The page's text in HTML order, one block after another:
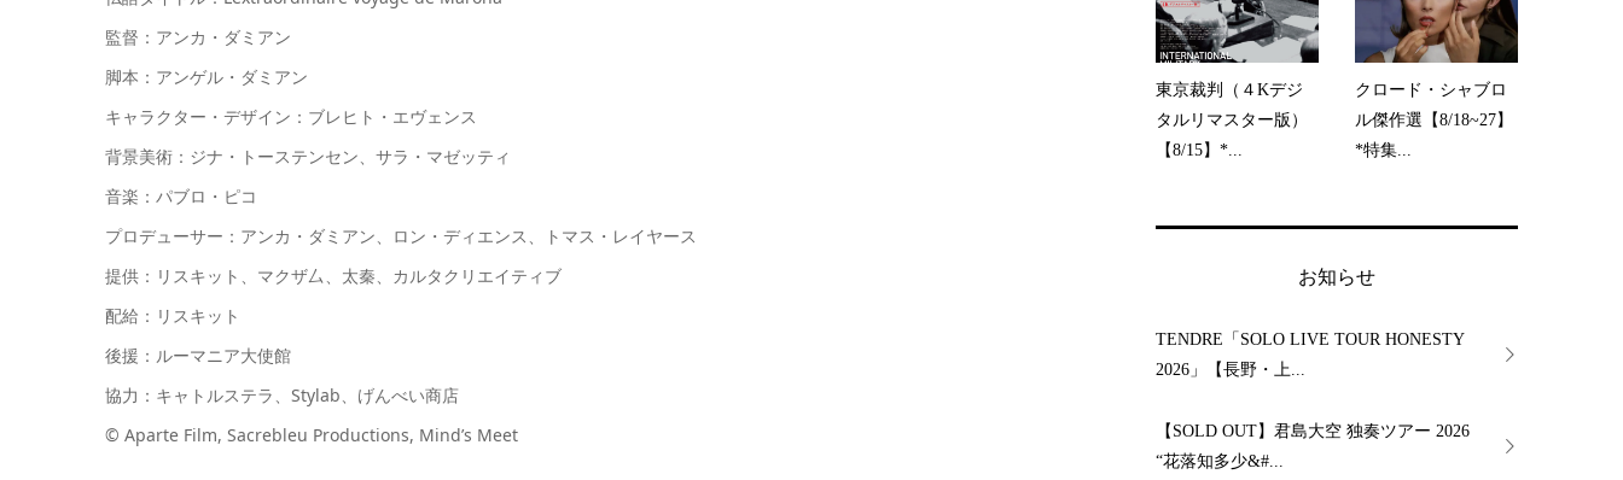
監督：アンカ・ダミアン
脚本：アンゲル・ダミアン
キャラクター・デザイン：ブレヒト・エヴェンス
背景美術：ジナ・トーステンセン、サラ・マゼッティ
音楽：パブロ・ピコ
プロデューサー：アンカ・ダミアン、ロン・ディエンス、トマス・レイヤース
提供：リスキット、マクザ厶、太秦、カルタクリエイティブ
配給：リスキット
後援：ルーマニア大使館
協力：キャトルステラ、Stylab、げんべい商店
© Aparte Film, Sacrebleu Productions, Mind’s Meet
東京裁判（４Kデジ
タルリマスター版）
【8/15】*...
クロード・シャブロ
ル傑作選【8/18~27】
*特集...
お知らせ
TENDRE「SOLO LIVE TOUR HONESTY
2026」【長野・上...
【SOLD OUT】君島大空 独奏ツアー 2026
“花落知多少&#...